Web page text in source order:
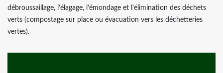
débroussaillage, l’élagage, l’émondage et l’élimination des déchets
verts (compostage sur place ou évacuation vers les déchetteries
vertes).